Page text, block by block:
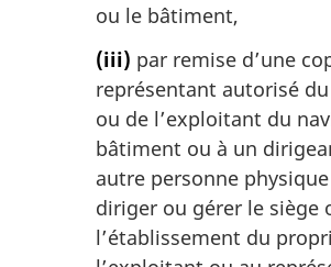
ou le bâtiment,
(iii) par remise d’une
représentant autorisé
ou de l’exploitant du
bâtiment ou à un
autre personne
diriger ou gérer le siège
l’établissement du